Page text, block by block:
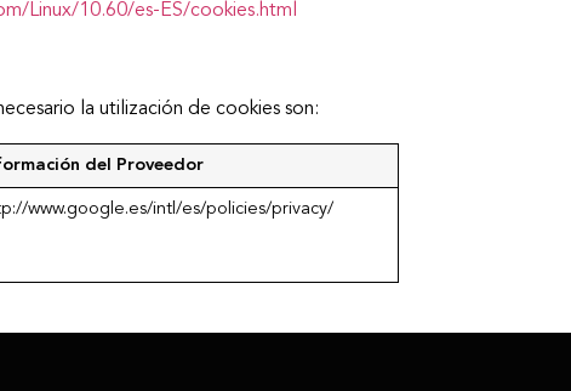
Linux/10.60/es-ES/cookies.html
la utilización de cookies son:
del Proveedor
www.google.es/intl/es/policies/privacy/